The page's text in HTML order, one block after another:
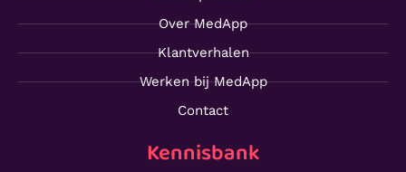
Over MedApp
Klantverhalen
Werken bij MedApp
Contact
Kennisbank